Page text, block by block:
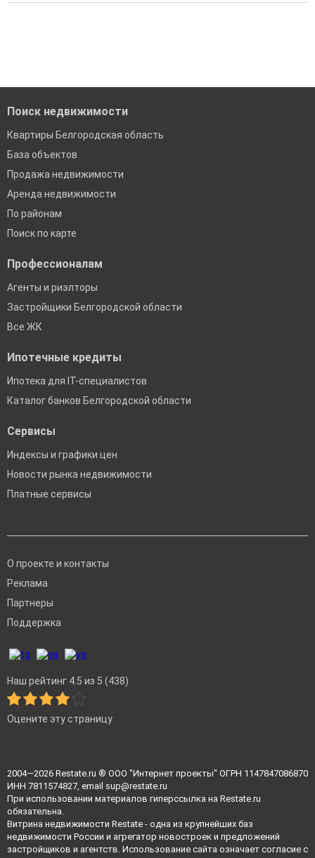
Воспользуйтесь нашим поиском по новостройкам, для
Поиск недвижимости
Квартиры Белгородская область
База объектов
Продажа недвижимости
Аренда недвижимости
По районам
Поиск по карте
Профессионалам
Агенты и риэлторы
Застройщики Белгородской области
Все ЖК
Ипотечные кредиты
Ипотека для IT-специалистов
Каталог банков Белгородской области
Сервисы
Индексы и графики цен
Новости рынка недвижимости
Платные сервисы
О проекте и контакты
Реклама
Партнеры
Поддержка
Наш рейтинг 4.5 из 5 (438)
Оцените эту страницу
2004—2026 Restate.ru ® ООО "Интернет проекты" ОГРН 1147847086870
ИНН 7811574827, email sup@restate.ru
При использовании материалов гиперссылка на Restate.ru
обязательна.
Витрина недвижимости Restate - одна из крупнейших баз
недвижимости России и агрегатор новостроек и предложений
застройщиков и агентств. Использование сайта означает согласие с